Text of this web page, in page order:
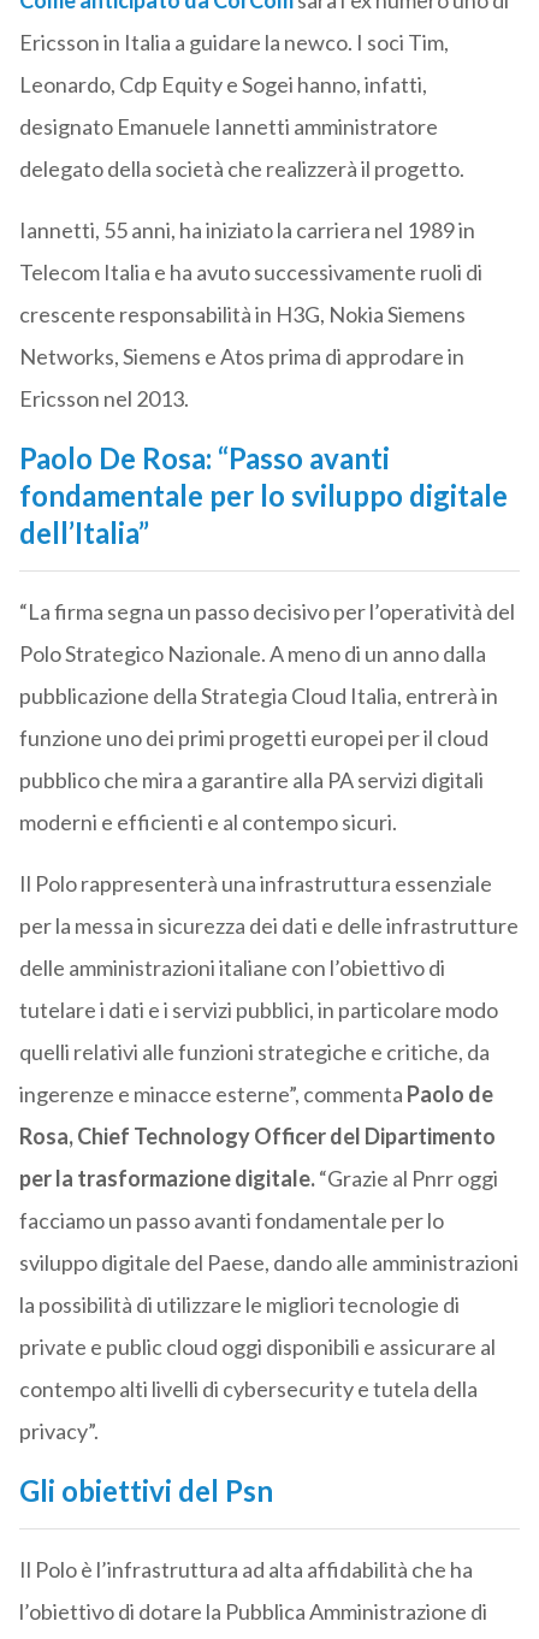
Ericsson in Italia a guidare la newco. I soci Tim,
Leonardo, Cdp Equity e Sogei hanno, infatti,
designato Emanuele Iannetti amministratore
delegato della società che realizzerà il progetto.
Iannetti, 55 anni, ha iniziato la carriera nel 1989 in
Telecom Italia e ha avuto successivamente ruoli di
crescente responsabilità in H3G, Nokia Siemens
Networks, Siemens e Atos prima di approdare in
Ericsson nel 2013.
Paolo De Rosa: “Passo avanti
fondamentale per lo sviluppo digitale
dell’Italia”
“La firma segna un passo decisivo per l’operatività del
Polo Strategico Nazionale. A meno di un anno dalla
pubblicazione della Strategia Cloud Italia, entrerà in
funzione uno dei primi progetti europei per il cloud
pubblico che mira a garantire alla PA servizi digitali
moderni e efficienti e al contempo sicuri.
Il Polo rappresenterà una infrastruttura essenziale
per la messa in sicurezza dei dati e delle infrastrutture
delle amministrazioni italiane con l’obiettivo di
tutelare i dati e i servizi pubblici, in particolare modo
quelli relativi alle funzioni strategiche e critiche, da
ingerenze e minacce esterne”, commenta Paolo de
Rosa, Chief Technology Officer del Dipartimento
per la trasformazione digitale.“Grazie al Pnrr oggi
facciamo un passo avanti fondamentale per lo
sviluppo digitale del Paese, dando alle amministrazioni
la possibilità di utilizzare le migliori tecnologie di
private e public cloud oggi disponibili e assicurare al
contempo alti livelli di cybersecurity e tutela della
privacy”.
Gli obiettivi del Psn
Il Polo è l’infrastruttura ad alta affidabilità che ha
l’obiettivo di dotare la Pubblica Amministrazione di